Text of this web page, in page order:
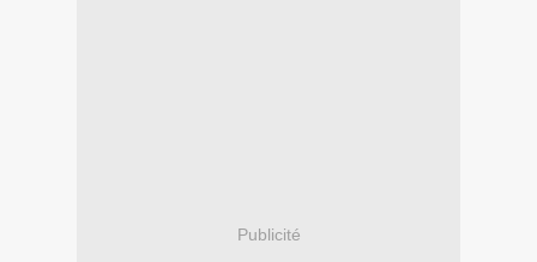
Publicité